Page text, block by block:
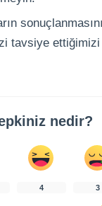
tavsiye ettiğimizi
nedir?
4 3